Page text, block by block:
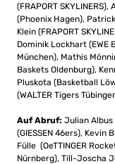
(FRAPORT
(Phoenix Hagen),
Klein (FRAPORT
Dominik Lockhart (EWE
München), Mathis
Baskets Oldenburg),
Pluskota (Basketball
(WALTER Tigers
Auf Abruf: Julian Albus
(GIESSEN 46ers),
Fülle (OeTTINGER
Nürnberg), Till-Joscha